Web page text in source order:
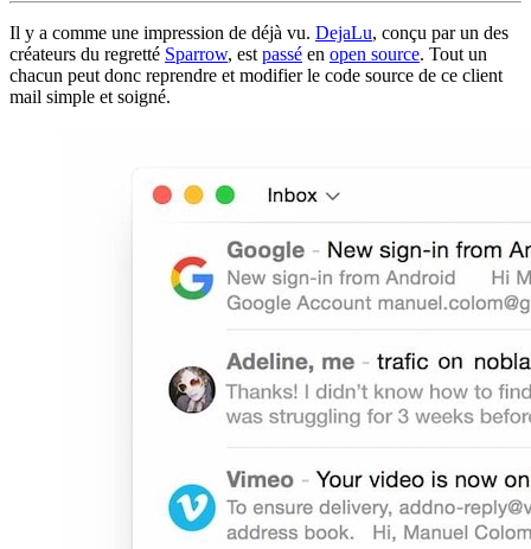
Il y a comme une impression de déjà vu. DejaLu, conçu par un des
créateurs du regretté Sparrow, est passé en open source. Tout un
chacun peut donc reprendre et modifier le code source de ce client
mail simple et soigné.